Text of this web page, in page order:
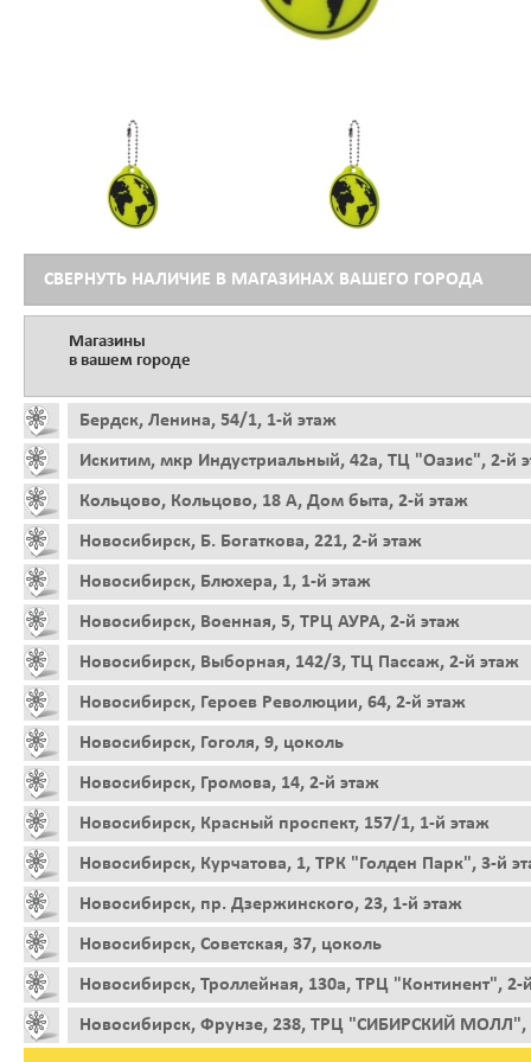
СВЕРНУТЬ НАЛИЧИЕ В МАГАЗИНАХ ВАШЕГО ГОРОДА
Магазины
в вашем городе
Бердск, Ленина, 54/1, 1-й этаж
Искитим, мкр Индустриальный, 42а, ТЦ "Оазис", 2-й
Кольцово, Кольцово, 18 А, Дом быта, 2-й этаж
Новосибирск, Б. Богаткова, 221, 2-й этаж
Новосибирск, Блюхера, 1, 1-й этаж
Новосибирск, Военная, 5, ТРЦ АУРА, 2-й этаж
Новосибирск, Выборная, 142/3, ТЦ Пассаж, 2-й этаж
Новосибирск, Героев Революции, 64, 2-й этаж
Новосибирск, Гоголя, 9, цоколь
Новосибирск, Громова, 14, 2-й этаж
Новосибирск, Красный проспект, 157/1, 1-й этаж
Новосибирск, Курчатова, 1, ТРК "Голден Парк", 3-й
Новосибирск, пр. Дзержинского, 23, 1-й этаж
Новосибирск, Советская, 37, цоколь
Новосибирск, Троллейная, 130а, ТРЦ "Континент", 2-
Новосибирск, Фрунзе, 238, ТРЦ "СИБИРСКИЙ МОЛЛ",